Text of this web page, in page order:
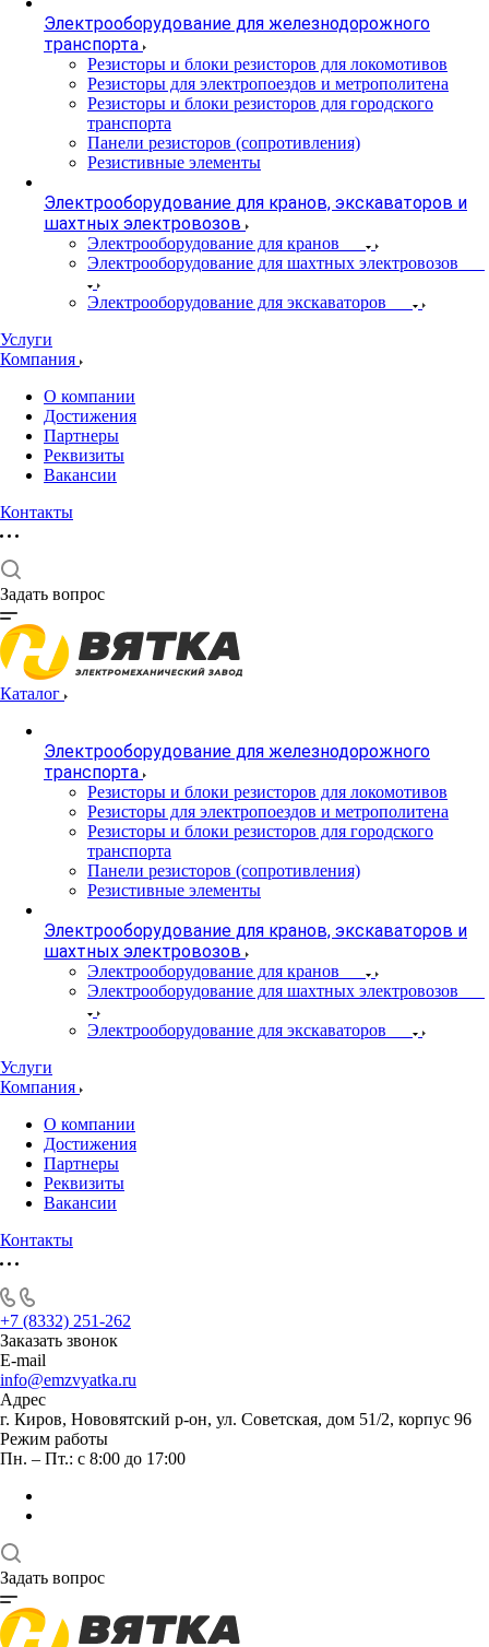
Электрооборудование для железнодорожного
транспорта
Резисторы и блоки резисторов для локомотивов
Резисторы для электропоездов и метрополитена
Резисторы и блоки резисторов для городского
транспорта
Панели резисторов (сопротивления)
Резистивные элементы
Электрооборудование для кранов, экскаваторов и
шахтных электровозов
Электрооборудование для кранов
Электрооборудование для шахтных электровозов
Электрооборудование для экскаваторов
Услуги
Компания
О компании
Достижения
Партнеры
Реквизиты
Вакансии
Контакты
Задать вопрос
Каталог
Электрооборудование для железнодорожного
транспорта
Резисторы и блоки резисторов для локомотивов
Резисторы для электропоездов и метрополитена
Резисторы и блоки резисторов для городского
транспорта
Панели резисторов (сопротивления)
Резистивные элементы
Электрооборудование для кранов, экскаваторов и
шахтных электровозов
Электрооборудование для кранов
Электрооборудование для шахтных электровозов
Электрооборудование для экскаваторов
Услуги
Компания
О компании
Достижения
Партнеры
Реквизиты
Вакансии
Контакты
+7 (8332) 251-262
Заказать звонок
E-mail
info@emzvyatka.ru
Адрес
г. Киров, Нововятский р-он, ул. Советская, дом 51/2, корпус 96
Режим работы
Пн. – Пт.: с 8:00 до 17:00
Задать вопрос